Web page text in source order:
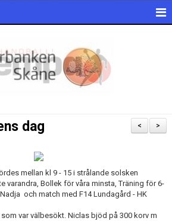
>
<
dag
mellan kl 9 - 15 i strålande solsken
varandra, Bollek för våra minsta, Träning för 6-
och match med F14 Lundagård - HK
var välbesökt. Niclas bjöd på 300 korv m